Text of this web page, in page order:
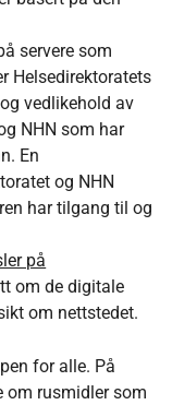
servere som
Helsedirektoratets
vedlikehold av
NHN som har
En
og NHN
har tilgang til og
på
om de digitale
om nettstedet.
for alle. På
om rusmidler som